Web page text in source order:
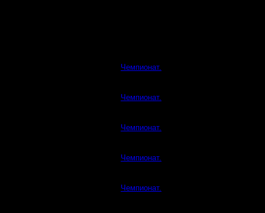
Чемпионат.
Чемпионат.
Чемпионат.
Чемпионат.
Чемпионат.